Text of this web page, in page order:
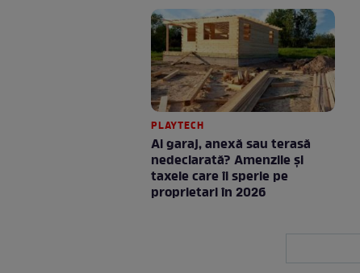
PLAYTECH
Ai garaj, anexă sau terasă
nedeclarată? Amenzile și
taxele care îi sperie pe
proprietari în 2026